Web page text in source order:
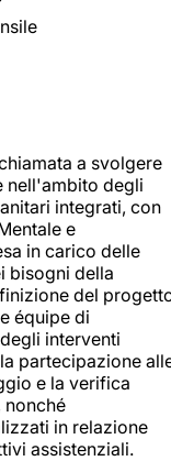
a svolgere
nell'ambito degli
integrati, con
e
in carico delle
bisogni della
del
équipe di
interventi
partecipazione
e la verifica
nonché
in relazione
assistenziali.